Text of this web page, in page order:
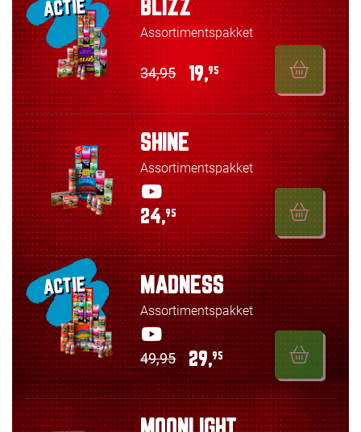
ACTIE BLIZZ
Assortimentspakket
34,95 19,95
SHINE
Assortimentspakket
24,95
ACTIE MADNESS
Assortimentspakket
49,95 29,95